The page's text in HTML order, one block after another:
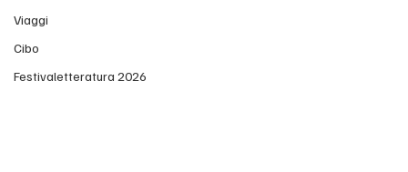
Viaggi
Cibo
Festivaletteratura 2026